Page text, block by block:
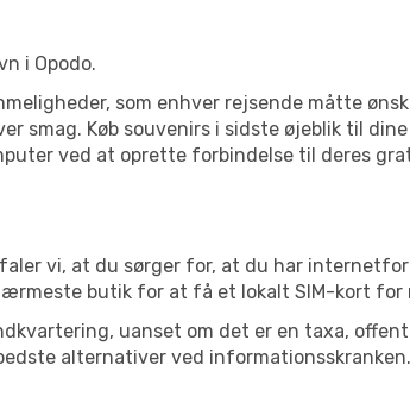
i Opodo.
som enhver rejsende måtte
smag. Køb souvenirs i sidste øjeblik til
ved at oprette forbindelse til deres
vi, at du sørger for, at du har
butik for at få et lokalt SIM-kort for
uanset om det er en taxa,
alternativer ved informationsskranken.